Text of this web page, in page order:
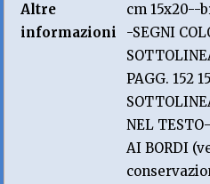
Altre
informazioni
cm 15x20--
-SEGNI
PAGG. 152
NEL
AI BORDI